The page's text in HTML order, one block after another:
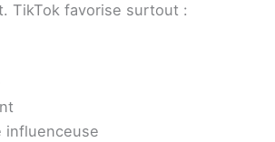
TikTok favorise surtout :
influenceuse